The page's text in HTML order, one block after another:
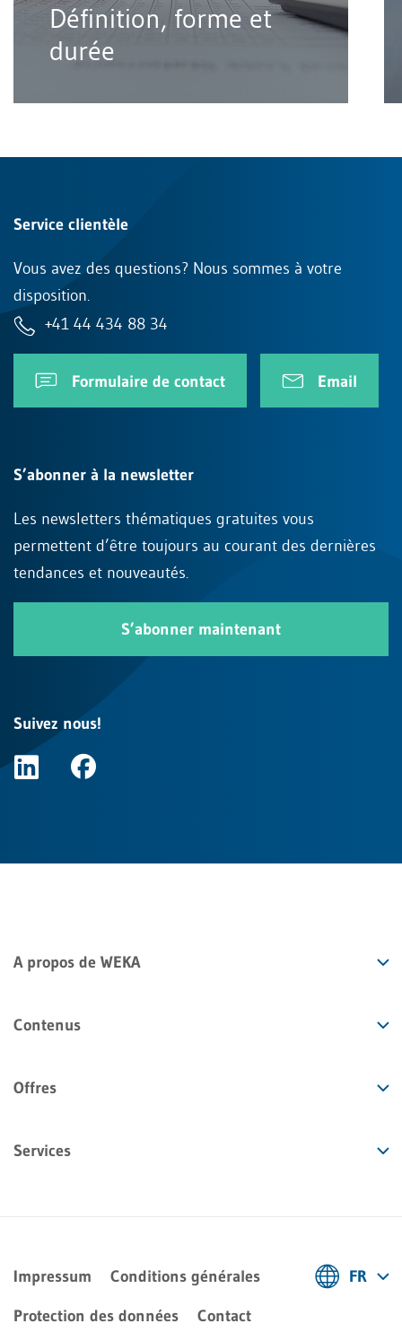
Définition, forme et
durée
Service clientèle
Vous avez des questions? Nous sommes à votre
disposition.
+41 44 434 88 34
Formulaire de contact Email
S’abonner à la newsletter
Les newsletters thématiques gratuites vous
permettent d’être toujours au courant des dernières
tendances et nouveautés.
S’abonner maintenant
Suivez nous!
A propos de WEKA
Contenus
Offres
Services
Impressum
Conditions générales
Protection des données
Contact
FR